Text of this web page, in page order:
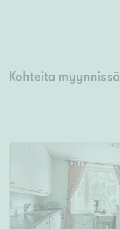
Kohteita myynnissä